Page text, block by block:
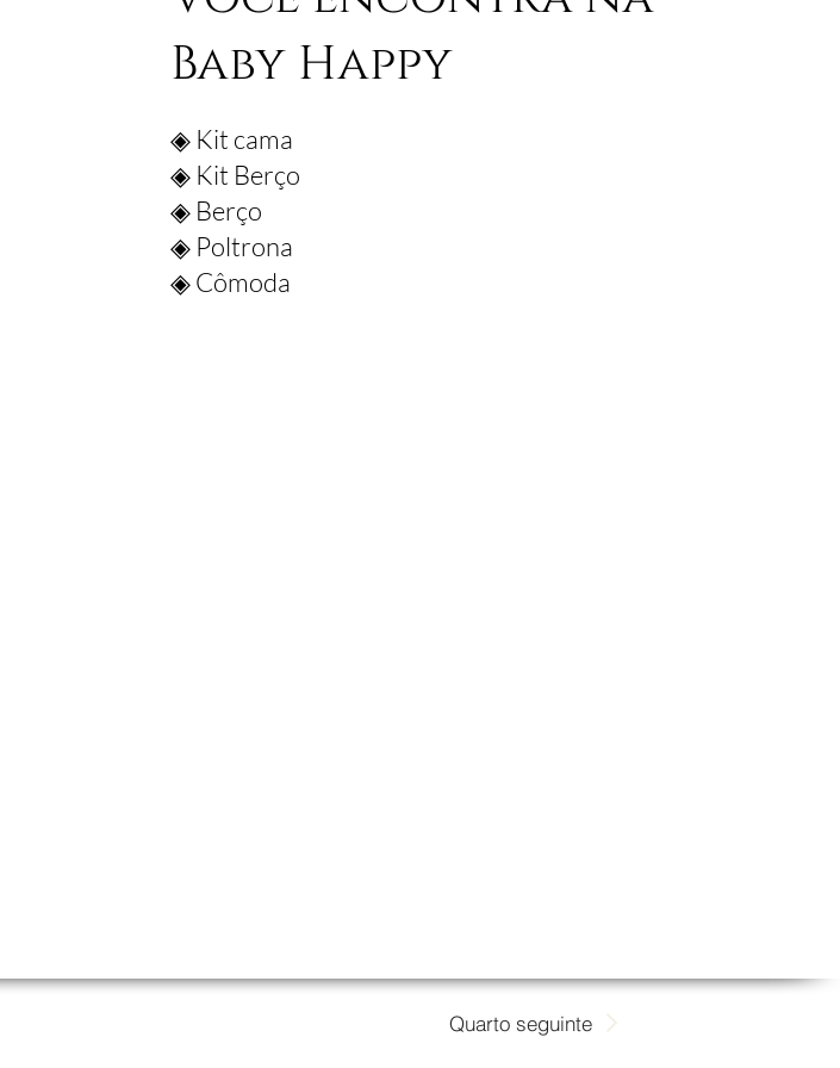
Baby Happy
◈ Kit cama
◈ Kit Berço
◈ Berço
◈ Poltrona
◈ Cômoda
Quarto seguinte